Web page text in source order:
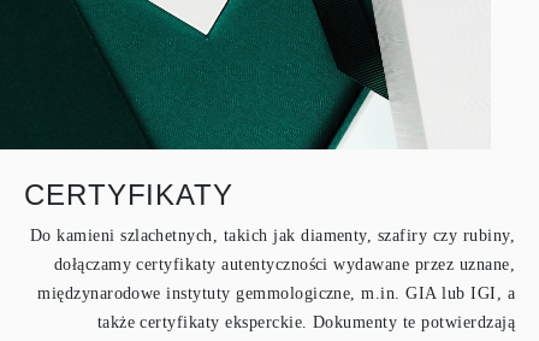
CERTYFIKATY
Do kamieni szlachetnych, takich jak diamenty, szafiry czy rubiny,
dołączamy certyfikaty autentyczności wydawane przez uznane,
międzynarodowe instytuty gemmologiczne, m.in. GIA lub IGI, a
także certyfikaty eksperckie. Dokumenty te potwierdzają